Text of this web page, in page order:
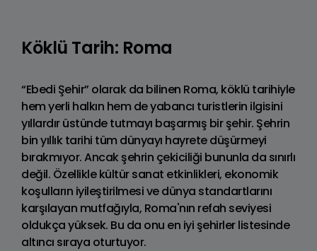
Köklü Tarih: Roma
“Ebedi Şehir” olarak da bilinen Roma, köklü tarihiyle
hem yerli halkın hem de yabancı turistlerin ilgisini
yıllardır üstünde tutmayı başarmış bir şehir. Şehrin
bin yıllık tarihi tüm dünyayı hayrete düşürmeyi
bırakmıyor. Ancak şehrin çekiciliği bununla da sınırlı
değil. Özellikle kültür sanat etkinlikleri, ekonomik
koşulların iyileştirilmesi ve dünya standartlarını
karşılayan mutfağıyla, Roma'nın refah seviyesi
oldukça yüksek. Bu da onu en iyi şehirler listesinde
altıncı sıraya oturtuyor.